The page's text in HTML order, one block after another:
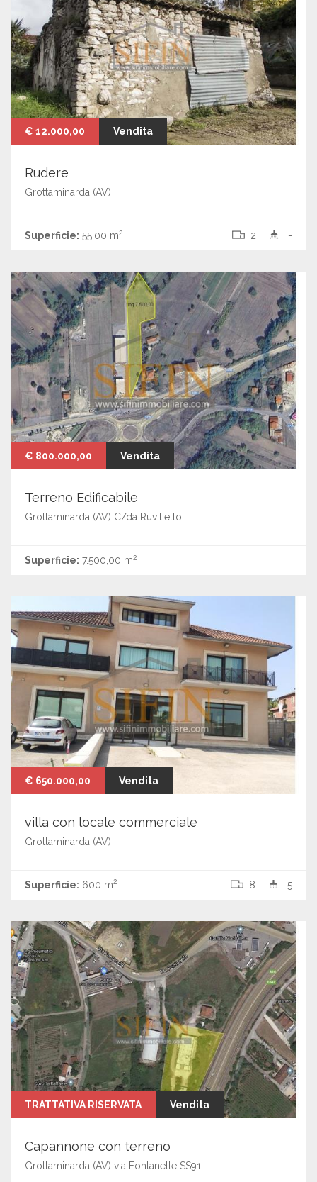
€ 12.000,00 Vendita
Rudere
Grottaminarda (AV)
Superficie: 55,00 m2 2 -
€ 800.000,00 Vendita
Terreno Edificabile
Grottaminarda (AV) C/da Ruvitiello
Superficie: 7.500,00 m2
€ 650.000,00 Vendita
villa con locale commerciale
Grottaminarda (AV)
Superficie: 600 m2 8 5
TRATTATIVA RISERVATA Vendita
Capannone con terreno
Grottaminarda (AV) via Fontanelle SS91